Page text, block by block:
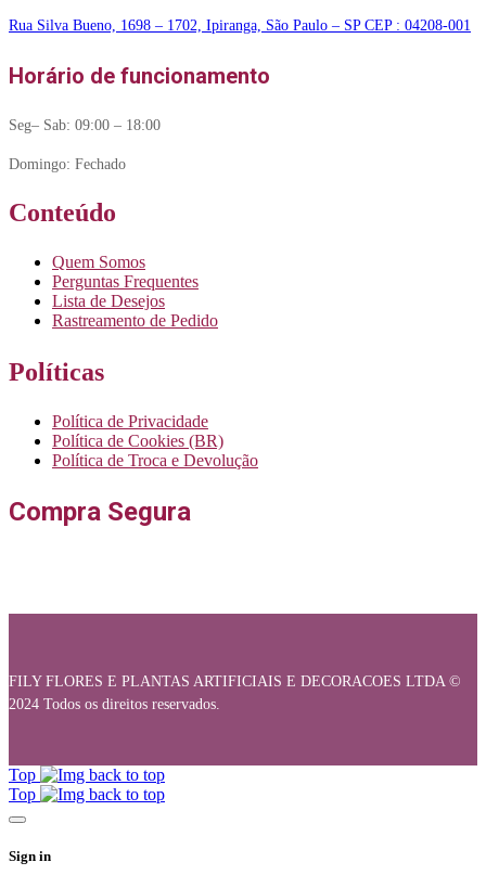
Rua Silva Bueno, 1698 – 1702, Ipiranga, São Paulo – SP CEP : 04208-001
Horário de funcionamento
Seg– Sab: 09:00 – 18:00
Domingo: Fechado
Conteúdo
Quem Somos
Perguntas Frequentes
Lista de Desejos
Rastreamento de Pedido
Políticas
Política de Privacidade
Política de Cookies (BR)
Política de Troca e Devolução
Compra Segura
FILY FLORES E PLANTAS ARTIFICIAIS E DECORACOES LTDA ©
2024 Todos os direitos reservados.
Top
Top
Sign in